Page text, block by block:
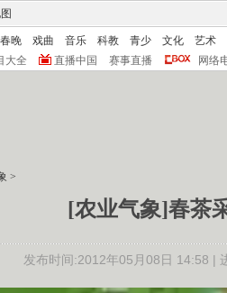
春晚 戏曲 音乐 科教 青少 文化
艺术
大全 直播中国 赛事直播 网络
>
[农业气象]春茶
发布时间:2012年05月08日 14:58 |